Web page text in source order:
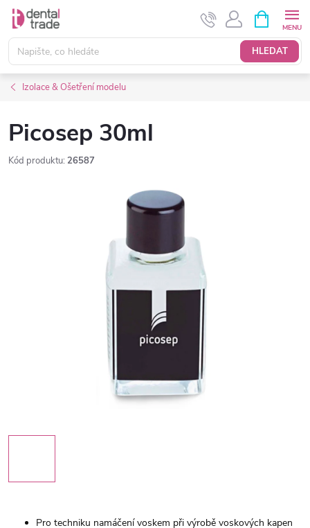
Přejít
obsah
HLEDAT
NÁKUPNÍ
KOŠÍK
Izolace & Ošetření modelu
Picosep 30ml
Kód produktu: 26587
Pro techniku namáčení voskem při výrobě voskových kapen